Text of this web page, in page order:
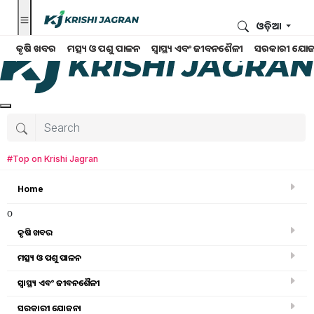
କୃଷି ଖବର ମତ୍ସ୍ୟ ଓ ପଶୁ ପାଳନ ସ୍ୱାସ୍ଥ୍ୟ ଏବଂ ଜୀବନଶୈଳୀ ସରକାରୀ
ଓଡ଼ିଆ
#Top on Krishi Jagran
Home
o
କୃଷି ଖବର
ମତ୍ସ୍ୟ ଓ ପଶୁ ପାଳନ
ସ୍ୱାସ୍ଥ୍ୟ ଏବଂ ଜୀବନଶୈଳୀ
ସରକାରୀ ଯୋଜନା
କୃଷି ଖବର